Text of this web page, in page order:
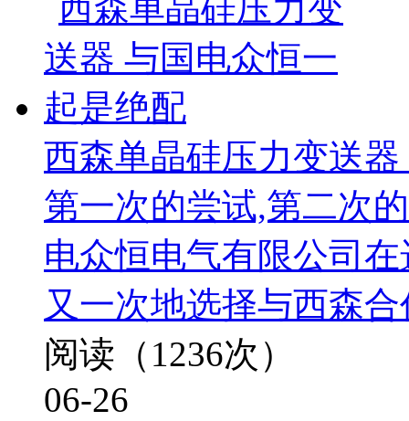
西森单晶硅压力变送
第一次的尝试,第二次
电众恒电气有限公司
又一次地选择与西森合
阅读（1236次）
06-26